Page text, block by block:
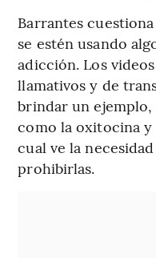
Barrantes
se estén usando
adicción. Los
llamativos y de
brindar un
como la oxitocina
cual ve la
prohibirlas.